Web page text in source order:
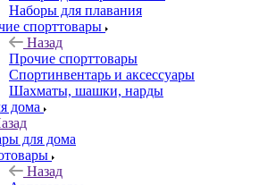
Наборы для плавания
спорттовары
Назад
Прочие спорттовары
Спортинвентарь и аксессуары
Шахматы, шашки, нарды
дома
для дома
Назад